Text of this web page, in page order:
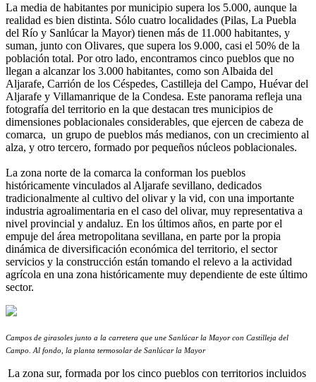
La media de habitantes por municipio supera los 5.000, aunque la
realidad es bien distinta. Sólo cuatro localidades (Pilas, La Puebla
del Río y Sanlúcar la Mayor) tienen más de 11.000 habitantes, y
suman, junto con Olivares, que supera los 9.000, casi el 50% de la
población total. Por otro lado, encontramos cinco pueblos que no
llegan a alcanzar los 3.000 habitantes, como son Albaida del
Aljarafe, Carrión de los Céspedes, Castilleja del Campo, Huévar del
Aljarafe y Villamanrique de la Condesa. Este panorama refleja una
fotografía del territorio en la que destacan tres municipios de
dimensiones poblacionales considerables, que ejercen de cabeza de
comarca, un grupo de pueblos más medianos, con un crecimiento al
alza, y otro tercero, formado por pequeños núcleos poblacionales.
La zona norte de la comarca la conforman los pueblos
históricamente vinculados al Aljarafe sevillano, dedicados
tradicionalmente al cultivo del olivar y la vid, con una importante
industria agroalimentaria en el caso del olivar, muy representativa a
nivel provincial y andaluz. En los últimos años, en parte por el
empuje del área metropolitana sevillana, en parte por la propia
dinámica de diversificación económica del territorio, el sector
servicios y la construcción están tomando el relevo a la actividad
agrícola en una zona históricamente muy dependiente de este último
sector.
Campos de girasoles junto a la carretera que une Sanlúcar la Mayor con Castilleja del
Campo. Al fondo, la planta termosolar de Sanlúcar la Mayor
La zona sur, formada por los cinco pueblos con territorios incluidos